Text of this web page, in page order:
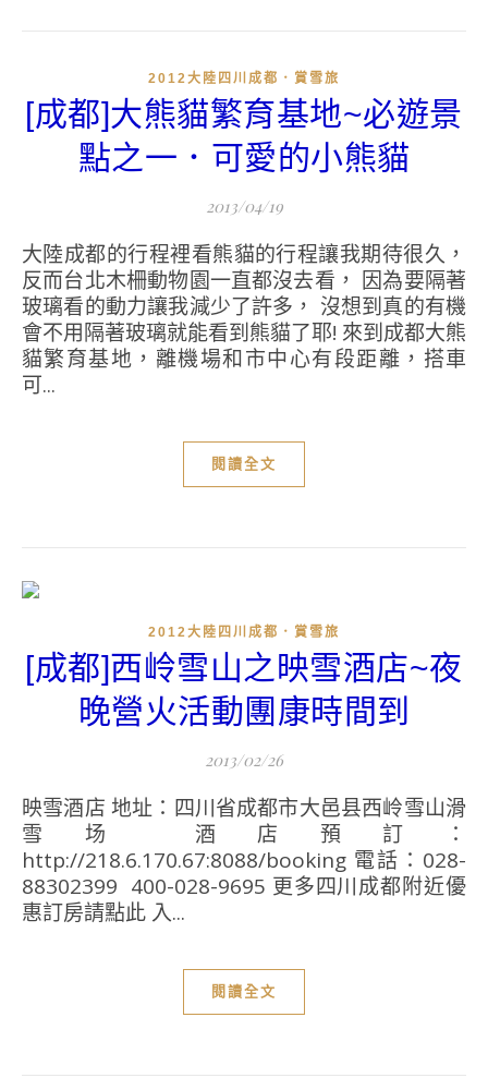
2012大陸四川成都．賞雪旅
[成都]大熊貓繁育基地~必遊景
點之一．可愛的小熊貓
2013/04/19
大陸成都的行程裡看熊貓的行程讓我期待很久，
反而台北木柵動物園一直都沒去看， 因為要隔著
玻璃看的動力讓我減少了許多， 沒想到真的有機
會不用隔著玻璃就能看到熊貓了耶! 來到成都大熊
貓繁育基地，離機場和市中心有段距離，搭車
可...
閱讀全文
2012大陸四川成都．賞雪旅
[成都]西岭雪山之映雪酒店~夜
晚營火活動團康時間到
2013/02/26
映雪酒店 地址：四川省成都市大邑县西岭雪山滑
雪场 酒店預訂：
http://218.6.170.67:8088/booking 電話：028-
88302399 400-028-9695 更多四川成都附近優
惠訂房請點此 入...
閱讀全文